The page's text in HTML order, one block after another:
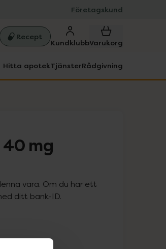
Företagskund
Recept
KundklubbVarukorg
Hitta apotekTjänsterRådgivning
mg
vara. Om du har ett
ditt bank-ID.